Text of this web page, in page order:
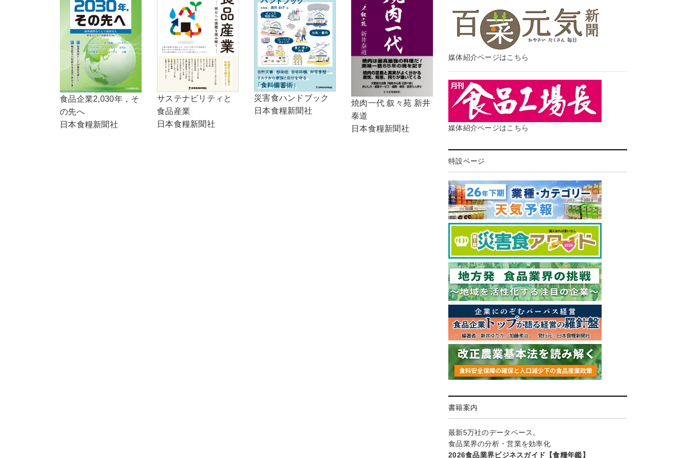
食品企業2,030年，そ
の先へ
日本食糧新聞社
サステナビリティと
食品産業
日本食糧新聞社
災害食ハンドブック
日本食糧新聞社
焼肉一代 叙々苑 新井
泰道
日本食糧新聞社
媒体紹介ページはこちら
媒体紹介ページはこちら
特設ページ
書籍案内
最新5万社のデータベース。
食品業界の分析・営業を効率化
2026食品業界ビジネスガイド【食糧年鑑】